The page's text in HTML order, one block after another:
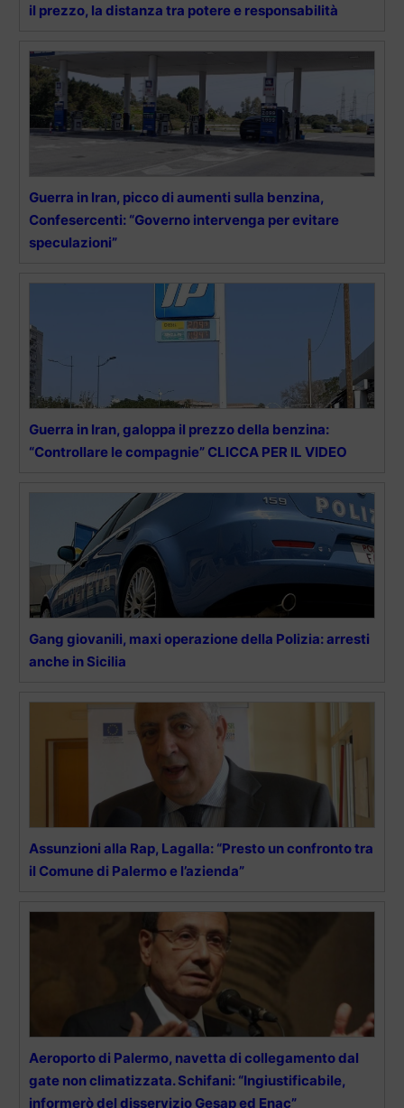
il prezzo, la distanza tra potere e responsabilità
Guerra in Iran, picco di aumenti sulla benzina,
Confesercenti: “Governo intervenga per evitare
speculazioni”
Guerra in Iran, galoppa il prezzo della benzina:
“Controllare le compagnie” CLICCA PER IL VIDEO
Gang giovanili, maxi operazione della Polizia: arresti
anche in Sicilia
Assunzioni alla Rap, Lagalla: “Presto un confronto tra
il Comune di Palermo e l’azienda”
Aeroporto di Palermo, navetta di collegamento dal
gate non climatizzata. Schifani: “Ingiustificabile,
informerò del disservizio Gesap ed Enac”